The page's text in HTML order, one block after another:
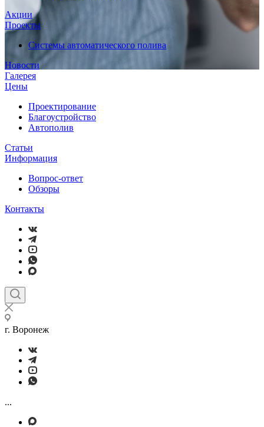
Акции
Проекты
Системы автоматического полива
Новости
Галерея
Цены
Проектирование
Благоустройство
Автополив
Статьи
Информация
Вопрос-ответ
Обзоры
Контакты
г. Воронеж
...